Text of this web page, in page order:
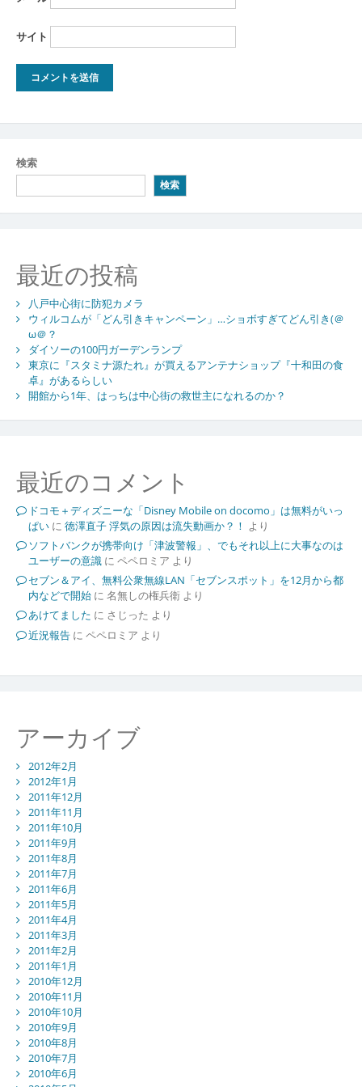
サイト
検索
検索
最近の投稿
八戸中心街に防犯カメラ
ウィルコムが「どん引きキャンペーン」…ショボすぎてどん引き(＠
ω＠？
ダイソーの100円ガーデンランプ
東京に『スタミナ源たれ』が買えるアンテナショップ『十和田の食
卓』があるらしい
開館から1年、はっちは中心街の救世主になれるのか？
最近のコメント
ドコモ＋ディズニーな「Disney Mobile on docomo」は無料がいっ
ぱいに 徳澤直子 浮気の原因は流失動画か？！ より
ソフトバンクが携帯向け「津波警報」、でもそれ以上に大事なのは
ユーザーの意識に ペペロミア より
セブン＆アイ、無料公衆無線LAN「セブンスポット」を12月から都
内などで開始に 名無しの権兵衛より
あけてました に さじった より
近況報告に ペペロミア より
アーカイブ
2012年2月
2012年1月
2011年12月
2011年11月
2011年10月
2011年9月
2011年8月
2011年7月
2011年6月
2011年5月
2011年4月
2011年3月
2011年2月
2011年1月
2010年12月
2010年11月
2010年10月
2010年9月
2010年8月
2010年7月
2010年6月